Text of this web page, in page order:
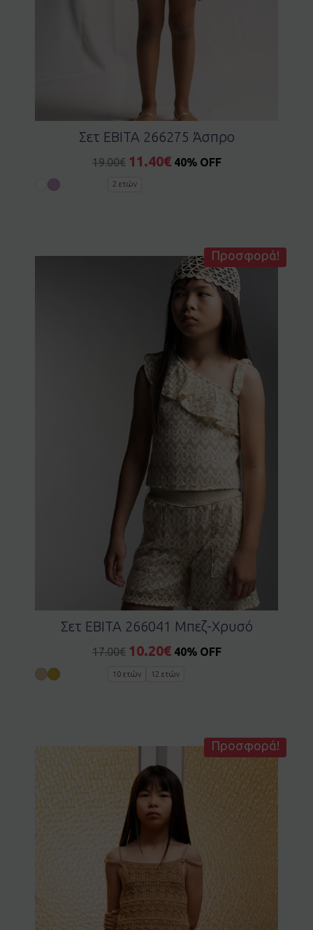
Σετ EBITA 266275 Άσπρο
19.00€ 11.40€ 40% OFF
2 ετών
Προσφορά!
Σετ EBITA 266041 Μπεζ-Χρυσό
17.00€ 10.20€ 40% OFF
10 ετών 12 ετών
Προσφορά!